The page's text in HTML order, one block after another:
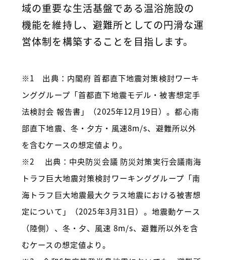
域の重要な生活基盤である温浴施設の
機能を維持し、避難所としての円滑な運
営体制を構築することを目指します。
※1 出典：内閣府 首都直下地震対策検討ワーキ
ンググループ「首都直下地震モデル・被害想定手
法検討会 報告書」（2025年12月19日）。都心南
部直下地震、冬・夕方・風速8m/s、避難所以外
を含むケースの想定値より。
※2 出典：中央防災会議 防災対策実行会議南海
トラフ巨大地震対策検討ワーキンググループ「南
海トラフ巨大地震最大クラス地震における被害想
定について」（2025年3月31日）。地震動ケース
（陸側）、冬・夕、風速 8m/s、避難所以外を含
むケースの想定値より。